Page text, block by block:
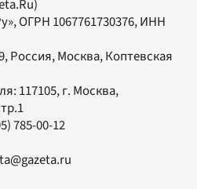
, ОГРН 1067761730376, ИНН
Россия, Москва, Коптевская
117105, г. Москва,
785-00-12